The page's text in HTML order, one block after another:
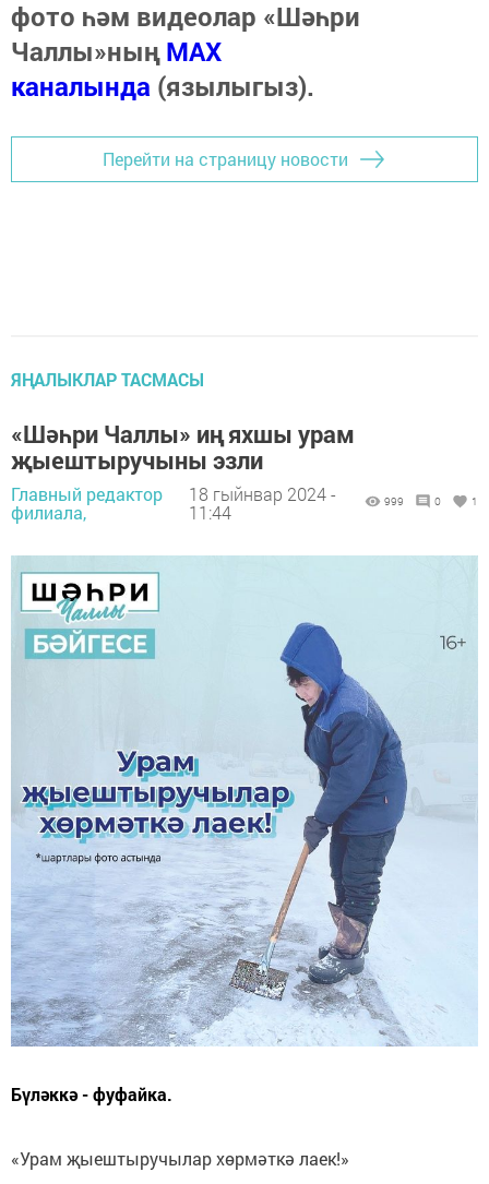
фото һәм видеолар «Шәһри
Чаллы»ныңMAX
каналында (язылыгыз).
Перейти на страницу новости
ЯҢАЛЫКЛАР ТАСМАСЫ
«Шәһри Чаллы» иң яхшы урам
җыештыручыны эзли
Главный редактор
филиала,
18 гыйнвар 2024 -
11:44
999 0 1
Бүләккә - фуфайка.
«Урам җыештыручылар хөрмәткә лаек!»